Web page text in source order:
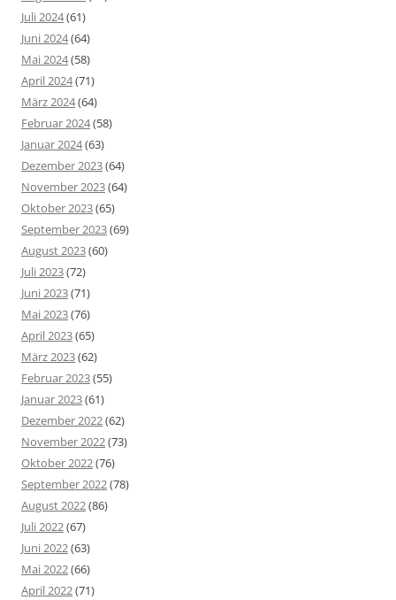
Juli 2024(61)
Juni 2024(64)
Mai 2024(58)
April 2024(71)
März 2024(64)
Februar 2024(58)
Januar 2024(63)
Dezember 2023(64)
November 2023(64)
Oktober 2023(65)
September 2023(69)
August 2023(60)
Juli 2023(72)
Juni 2023(71)
Mai 2023(76)
April 2023(65)
März 2023(62)
Februar 2023(55)
Januar 2023(61)
Dezember 2022(62)
November 2022(73)
Oktober 2022(76)
September 2022(78)
August 2022(86)
Juli 2022(67)
Juni 2022(63)
Mai 2022(66)
April 2022(71)